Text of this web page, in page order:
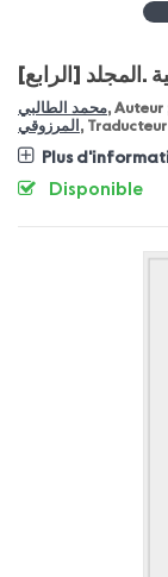
[المجلد [الرابع.
محمد الطالبي, Auteur
المرزوقي , Traducteur
Plus
Disponible